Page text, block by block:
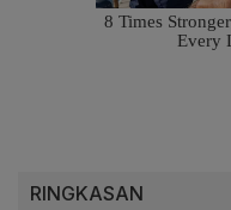
RINGKASAN